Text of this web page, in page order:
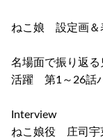
ねこ娘 設定画＆
名場面で振り返
活躍 第1～26話
Interview
ねこ娘役 庄司宇